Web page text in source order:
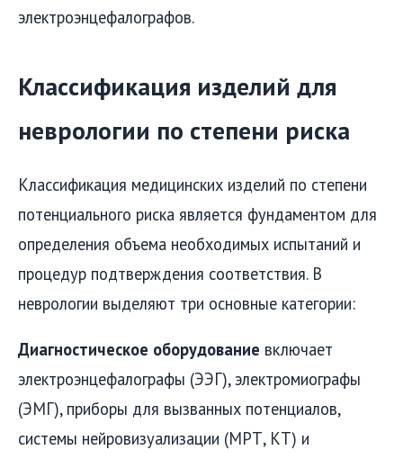
электроэнцефалографов.
Классификация изделий для
неврологии по степени риска
Классификация медицинских изделий по степени
потенциального риска является фундаментом для
определения объема необходимых испытаний и
процедур подтверждения соответствия. В
неврологии выделяют три основные категории:
Диагностическое оборудование включает
электроэнцефалографы (ЭЭГ), электромиографы
(ЭМГ), приборы для вызванных потенциалов,
системы нейровизуализации (МРТ, КТ) и